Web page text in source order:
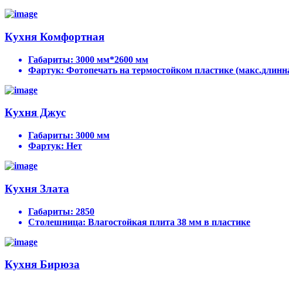
Кухня Комфортная
Габариты: 3000 мм*2600 мм
Фартук: Фотопечать на термостойком пластике
Кухня Джус
Габариты: 3000 мм
Фартук: Нет
Кухня Злата
Габариты: 2850
Столешница: Влагостойкая плита 38 мм в пластике
Кухня Бирюза